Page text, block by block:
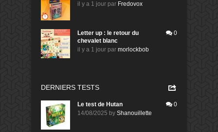
il y a 1 jour par Fredovox
Letter up : le retour du
chevalet blanc
il y a 1 jour par morlockbob
0
DERNIERS TESTS
Le test de Hutan
14/08/2025 by Shanouillette
0